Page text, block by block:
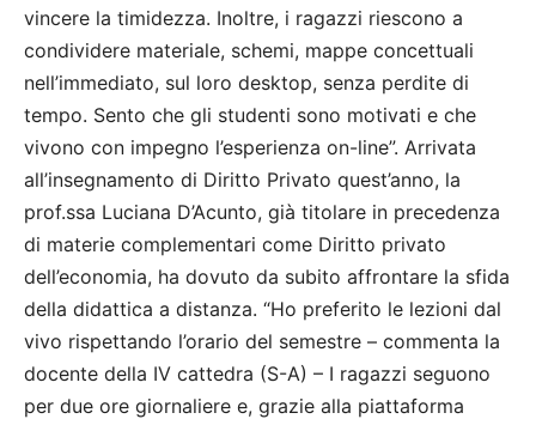
vincere la timidezza. Inoltre, i ragazzi riescono a
condividere materiale, schemi, mappe concettuali
nell’immediato, sul loro desktop, senza perdite di
tempo. Sento che gli studenti sono motivati e che
vivono con impegno l’esperienza on-line”. Arrivata
all’insegnamento di Diritto Privato quest’anno, la
prof.ssa Luciana D’Acunto, già titolare in precedenza
di materie complementari come Diritto privato
dell’economia, ha dovuto da subito affrontare la sfida
della didattica a distanza. “Ho preferito le lezioni dal
vivo rispettando l’orario del semestre – commenta la
docente della IV cattedra (S-A) – I ragazzi seguono
per due ore giornaliere e, grazie alla piattaforma